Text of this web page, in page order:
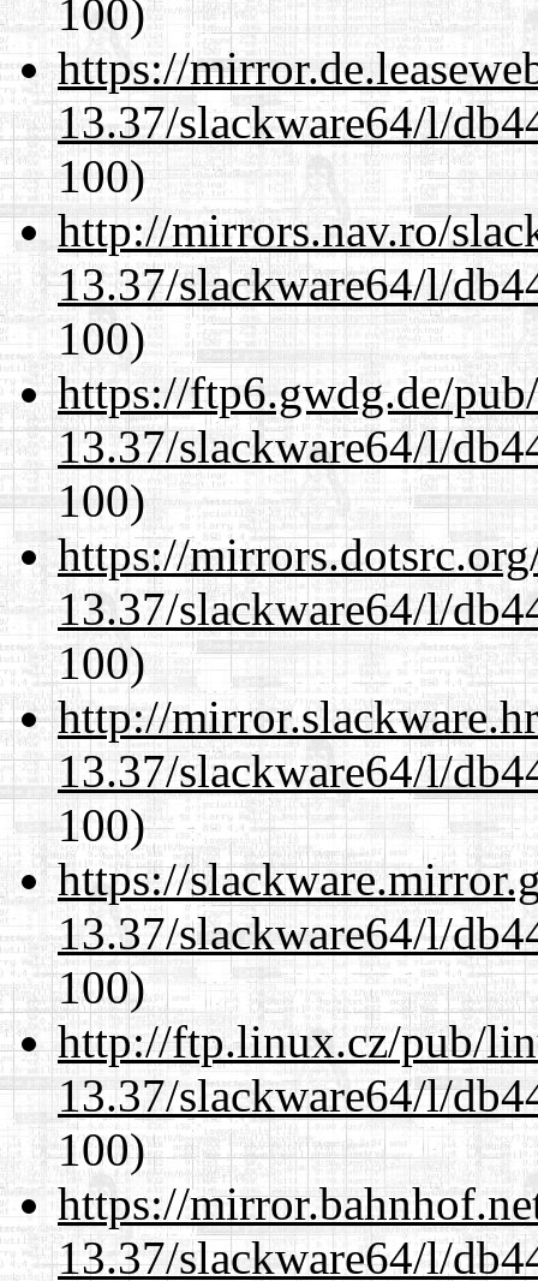
100)
https://
13.37/slackware64/l/
100)
http://mirrors.nav.ro/
13.37/slackware64/l/
100)
https://ftp6.gwdg.de/
13.37/slackware64/l/
100)
https://
13.37/slackware64/l/
100)
http://
13.37/slackware64/l/
100)
https://
13.37/slackware64/l/
100)
http://ftp.linux.cz/pub/
13.37/slackware64/l/
100)
https://
13.37/slackware64/l/